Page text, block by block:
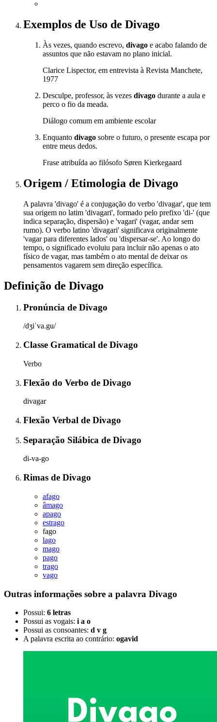
Exemplos de Uso de Divago
Às vezes, quando escrevo, divago e acabo falando de
assuntos que não estavam no plano inicial.
Clarice Lispector, em entrevista à Revista Manchete,
1977
Desculpe, professor, às vezes divago durante a aula e
perco o fio da meada.
Diálogo comum em ambiente escolar
Enquanto divago sobre o futuro, o presente escapa por
entre meus dedos.
Frase atribuída ao filósofo Søren Kierkegaard
Origem / Etimologia de Divago
A palavra 'divago' é a conjugação do verbo 'divagar', que tem
sua origem no latim 'divagari', formado pelo prefixo 'di-' (que
indica separação, dispersão) e 'vagari' (vagar, andar sem
rumo). O verbo latino 'divagari' significava originalmente
'vagar para diferentes lados' ou 'dispersar-se'. Ao longo do
tempo, o significado evoluiu para incluir não apenas o ato
físico de vagar, mas também o ato mental de deixar os
pensamentos vagarem sem direção específica.
Definição de Divago
Pronúncia de Divago
/dʒiˈva.gu/
Classe Gramatical de Divago
Verbo
Flexão do Verbo de Divago
divagar
Flexão Verbal de Divago
Separação Silábica de Divago
di-va-go
Rimas de Divago
afago
âmago
apago
estrago
fago
lago
mago
pago
trago
vago
Outras informações sobre a palavra Divago
Possui: 6 letras
Possui as vogais: i a o
Possui as consoantes: d v g
A palavra escrita ao contrário: ogavid